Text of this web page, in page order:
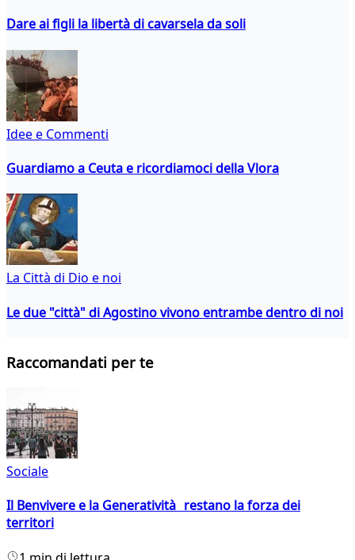
Dare ai figli la libertà di cavarsela da soli
Idee e Commenti
Guardiamo a Ceuta e ricordiamoci della Vlora
La Città di Dio e noi
Le due "città" di Agostino vivono entrambe dentro di noi
Raccomandati per te
Sociale
Il Benvivere e la Generatività restano la forza dei
territori